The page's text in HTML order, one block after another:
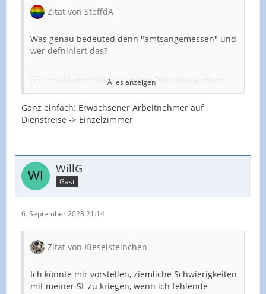
Zitat von SteffdA
Was genau bedeuted denn "amtsangemessen" und
wer defniniert das?
Gibt es da eine Liste, mit einer Zuordnung, etwas
so?
A12 -> 3 Sterne
A14 -> 3 Sterne
A15 -> 4 Sterne
A16 -> 5 Sterne
Alles anzeigen
Ganz einfach: Erwachsener Arbeitnehmer auf
Dienstreise -> Einzelzimmer
WillG
Gast
6. September 2023 21:14
Zitat von Kieselsteinchen
Ich könnte mir vorstellen, ziemliche Schwierigkeiten
mit meiner SL zu kriegen, wenn ich fehlende